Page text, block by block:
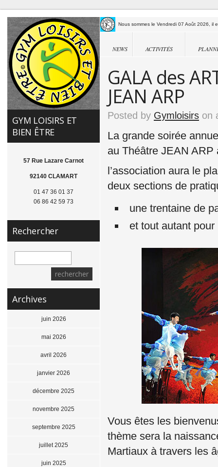
Nous sommes le Vendredi 07 Août 2026,
NEWS ACTIVITÉS
GALA des
JEAN ARP
Posted by Gymloisirs on
La grande soirée
au Théâtre JEAN
l’association aura le
deux sections de
une trentaine de
et tout autant
Vous êtes les
thème sera la
Martiaux à travers les
GYM LOISIRS ET
BIEN ÊTRE
57 Rue Lazare Carnot
92140 CLAMART
01 47 36 01 37
06 86 42 59 73
Rechercher
Archives
juin 2026
mai 2026
avril 2026
janvier 2026
décembre 2025
novembre 2025
septembre 2025
juillet 2025
juin 2025